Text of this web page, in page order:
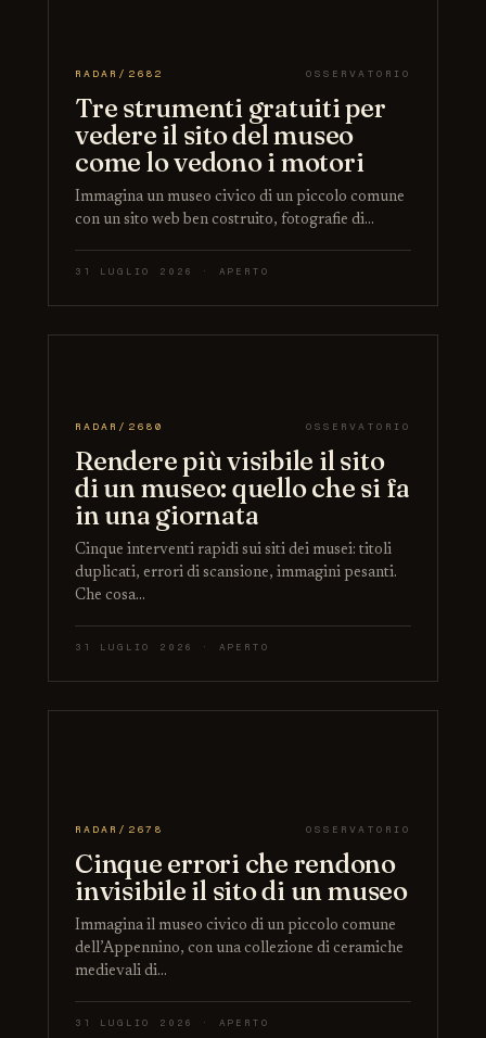
RADAR/2682 OSSERVATORIO
Tre strumenti gratuiti per
vedere il sito del museo
come lo vedono i motori
Immagina un museo civico di un piccolo comune
con un sito web ben costruito, fotografie di…
31 LUGLIO 2026 · APERTO
RADAR/2680 OSSERVATORIO
Rendere più visibile il sito
di un museo: quello che si fa
in una giornata
Cinque interventi rapidi sui siti dei musei: titoli
duplicati, errori di scansione, immagini pesanti.
Che cosa…
31 LUGLIO 2026 · APERTO
RADAR/2678 OSSERVATORIO
Cinque errori che rendono
invisibile il sito di un museo
Immagina il museo civico di un piccolo comune
dell’Appennino, con una collezione di ceramiche
medievali di…
31 LUGLIO 2026 · APERTO